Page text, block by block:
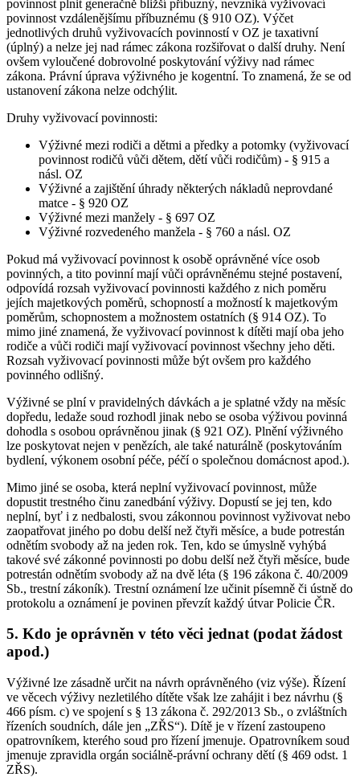
povinnost plnit generačně bližší příbuzný, nevzniká vyživovací
povinnost vzdálenějšímu příbuznému (§ 910 OZ). Výčet
jednotlivých druhů vyživovacích povinností v OZ je taxativní
(úplný) a nelze jej nad rámec zákona rozšiřovat o další druhy. Není
ovšem vyloučené dobrovolné poskytování výživy nad rámec
zákona. Právní úprava výživného je kogentní. To znamená, že se od
ustanovení zákona nelze odchýlit.
Druhy vyživovací povinnosti:
Výživné mezi rodiči a dětmi a předky a potomky (vyživovací
povinnost rodičů vůči dětem, dětí vůči rodičům) - § 915 a
násl. OZ
Výživné a zajištění úhrady některých nákladů neprovdané
matce - § 920 OZ
Výživné mezi manžely - § 697 OZ
Výživné rozvedeného manžela - § 760 a násl. OZ
Pokud má vyživovací povinnost k osobě oprávněné více osob
povinných, a tito povinní mají vůči oprávněnému stejné postavení,
odpovídá rozsah vyživovací povinnosti každého z nich poměru
jejích majetkových poměrů, schopností a možností k majetkovým
poměrům, schopnostem a možnostem ostatních (§ 914 OZ). To
mimo jiné znamená, že vyživovací povinnost k dítěti mají oba jeho
rodiče a vůči rodiči mají vyživovací povinnost všechny jeho děti.
Rozsah vyživovací povinnosti může být ovšem pro každého
povinného odlišný.
Výživné se plní v pravidelných dávkách a je splatné vždy na měsíc
dopředu, ledaže soud rozhodl jinak nebo se osoba výživou povinná
dohodla s osobou oprávněnou jinak (§ 921 OZ). Plnění výživného
lze poskytovat nejen v penězích, ale také naturálně (poskytováním
bydlení, výkonem osobní péče, péčí o společnou domácnost apod.).
Mimo jiné se osoba, která neplní vyživovací povinnost, může
dopustit trestného činu zanedbání výživy. Dopustí se jej ten, kdo
neplní, byť i z nedbalosti, svou zákonnou povinnost vyživovat nebo
zaopatřovat jiného po dobu delší než čtyři měsíce, a bude potrestán
odnětím svobody až na jeden rok. Ten, kdo se úmyslně vyhýbá
takové své zákonné povinnosti po dobu delší než čtyři měsíce, bude
potrestán odnětím svobody až na dvě léta (§ 196 zákona č. 40/2009
Sb., trestní zákoník). Trestní oznámení lze učinit písemně či ústně do
protokolu a oznámení je povinen převzít každý útvar Policie ČR.
5. Kdo je oprávněn v této věci jednat (podat žádost
apod.)
Výživné lze zásadně určit na návrh oprávněného (viz výše). Řízení
ve věcech výživy nezletilého dítěte však lze zahájit i bez návrhu (§
466 písm. c) ve spojení s § 13 zákona č. 292/2013 Sb., o zvláštních
řízeních soudních, dále jen „ZŘS“). Dítě je v řízení zastoupeno
opatrovníkem, kterého soud pro řízení jmenuje. Opatrovníkem soud
jmenuje zpravidla orgán sociálně-právní ochrany dětí (§ 469 odst. 1
ZŘS).